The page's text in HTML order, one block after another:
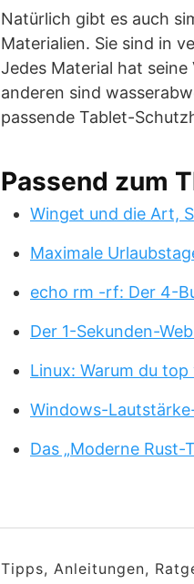
Natürlich gibt es auch
Materialien. Sie sind in
Jedes Material hat
anderen sind
passende Tablet-
Passend zum
Winget und die Art,
Maximale
echo rm -rf: Der 4-
Der 1-Sekunden-
Linux: Warum du
Windows-
Das „Moderne Rust-
Tipps, Anleitungen,